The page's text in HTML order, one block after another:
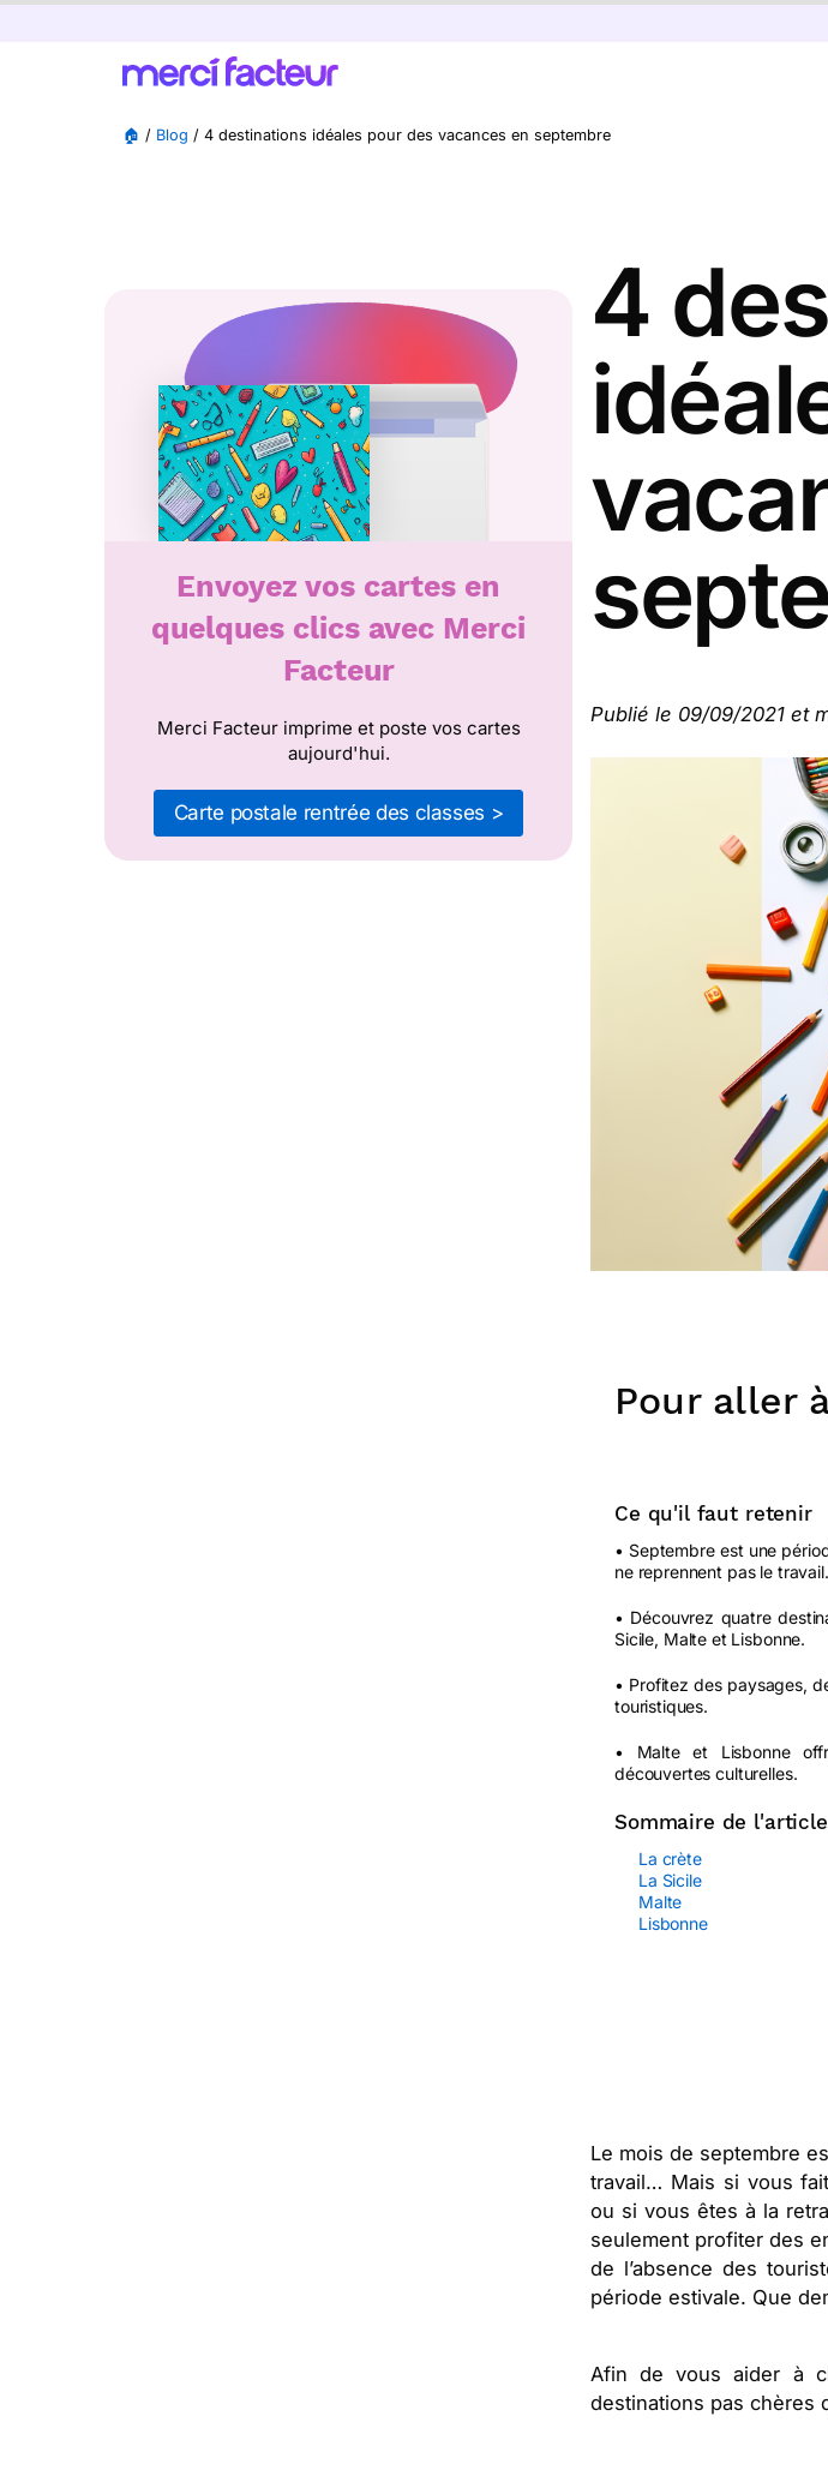
🏠 / Blog / 4 destinations idéales pour des vacances en septembre
Envoyez vos cartes en
quelques clics avec Merci
Facteur
Merci Facteur imprime et poste vos cartes
aujourd'hui.
Carte postale rentrée des classes >
4
Publié le 09/09/2021 et
Pour aller
Ce qu'il faut retenir
• Septembre est une
ne reprennent pas le travail.
• Découvrez quatre
Sicile, Malte et Lisbonne.
• Profitez des paysages,
touristiques.
• Malte et Lisbonne
découvertes culturelles.
Sommaire de l'article
La crète
La Sicile
Malte
Lisbonne
Le mois de septembre
travail… Mais si vous
ou si vous êtes à la
seulement profiter des
de l’absence des
période estivale. Que
Afin de vous aider à
destinations pas chères